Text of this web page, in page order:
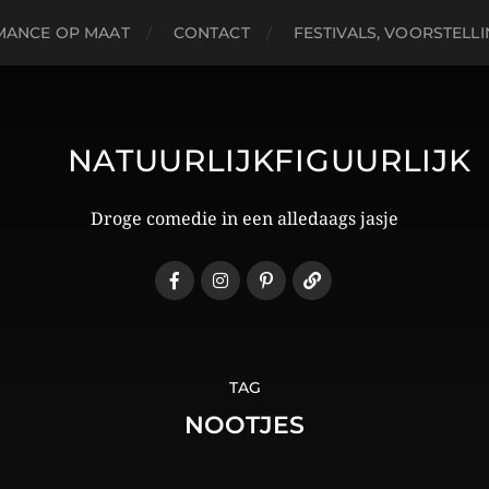
OP MAAT CONTACT FESTIVALS,
NATUURLIJKFIGUURLIJK
Droge comedie in een alledaags jasje
TAG
NOOTJES